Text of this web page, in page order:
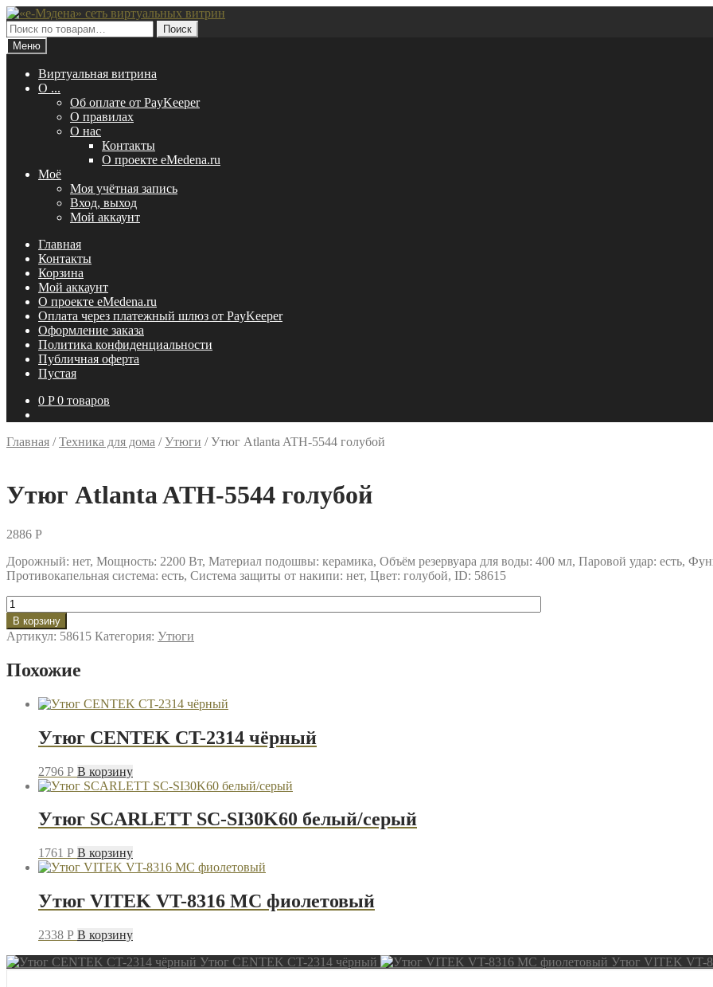
Перейти
к
навигации
Перейти
к
содержимому
Искать:
Поиск
Меню
Виртуальная витрина
O ...
Об оплате от PayKeeper
О правилах
О нас
Контакты
О проекте eMedena.ru
Моё
Моя учётная запись
Вход, выход
Мой аккаунт
Главная
Контакты
Корзина
Мой аккаунт
О проекте eMedena.ru
Оплата через платежный шлюз от PayKeeper
Оформление заказа
Политика конфиденциальности
Публичная оферта
Пустая
0 P 0 товаров
Главная /Техника для дома /Утюги /Утюг Atlanta ATH-5544 голубой
Утюг Atlanta ATH-5544 голубой
2886 P
Дорожный: нет, Мощность: 2200 Вт, Материал подошвы: керамика, Объём резервуара для воды: 400 мл, Паровой удар: есть,
Противокапельная система: есть, Система защиты от накипи: нет, Цвет: голубой, ID: 58615
Количество
товара
Утюг
Atlanta
5544
В корзину
Артикул: 58615 Категория: Утюги
Похожие
Утюг CENTEK CT-2314 чёрный
2796 P В корзину
Утюг SCARLETТ SC-SI30K60 белый/серый
1761 P В корзину
Утюг VITEK VT-8316 MC фиолетовый
2338 P В корзину
Утюг CENTEK CT-2314 чёрный
Утюг VITEK VT-